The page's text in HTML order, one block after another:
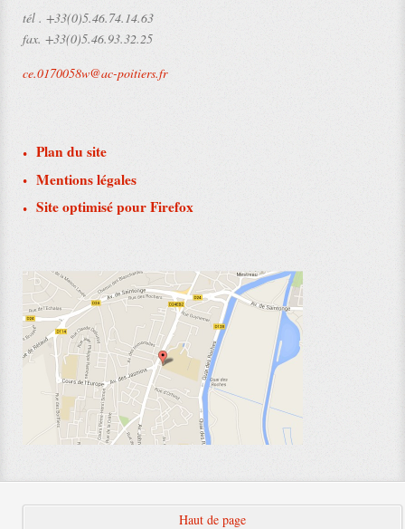
tél . +33(0)5.46.74.14.63
fax. +33(0)5.46.93.32.25
ce.0170058w@ac-poitiers.fr
Plan du site
Mentions légales
Site optimisé pour Firefox
Haut de page